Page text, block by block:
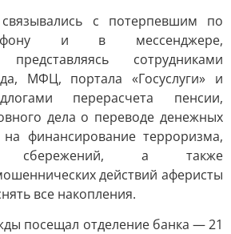
с потерпевшим по
и в мессенджере,
представляясь сотрудниками
МФЦ, портала «Госуслуги» и
перерасчета пенсии,
дела о переводе денежных
финансирование терроризма,
сбережений, а также
действий аферисты
все накопления.
посещал отделение банка — 21